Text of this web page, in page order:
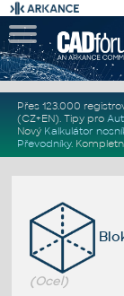
Přes 123.000
(CZ+EN). Tipy pro
Nový Kalkulátor
Převodníky.
(Ocel)